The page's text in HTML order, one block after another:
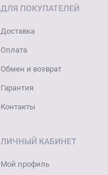
ДЛЯ ПОКУПАТЕЛЕЙ
Доставка
Оплата
Обмен и возврат
Гарантия
Контакты
ЛИЧНЫЙ КАБИНЕТ
Мой профиль